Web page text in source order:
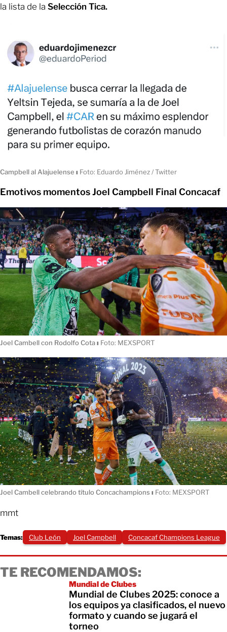
la lista de la Selección Tica.
Campbell al Alajuelense ı Foto: Eduardo Jiménez / Twitter
Emotivos momentos Joel Campbell Final Concacaf
Joel Cambell con Rodolfo Cotaı Foto: MEXSPORT
Joel Cambell celebrando título Concachampions ı Foto: MEXSPORT
mmt
Temas: Club León Joel Campbell Concacaf Champions League
TE RECOMENDAMOS:
Mundial de Clubes
Mundial de Clubes 2025: conoce a
los equipos ya clasificados, el nuevo
formato y cuando se jugará el
torneo